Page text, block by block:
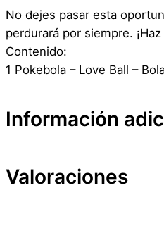
No dejes pasar esta
perdurará por siempre.
Contenido:
1 Pokebola – Love Ball –
Información
Atributos Valor
Valoraciones